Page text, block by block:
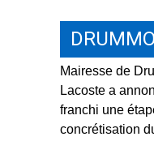
Mairesse de
Lacoste a
franchi une
concrétisation